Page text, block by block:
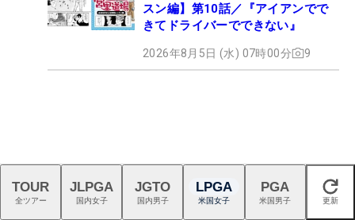
スン編】第10話／『アイアンでで
きてドライバーでできない』
2026年8月5日 (水) 07時00分 9
閉じる
TOUR
全ツアー
JLPGA
国内女子
JGTO
国内男子
LPGA
米国女子
PGA
米国男子 更新